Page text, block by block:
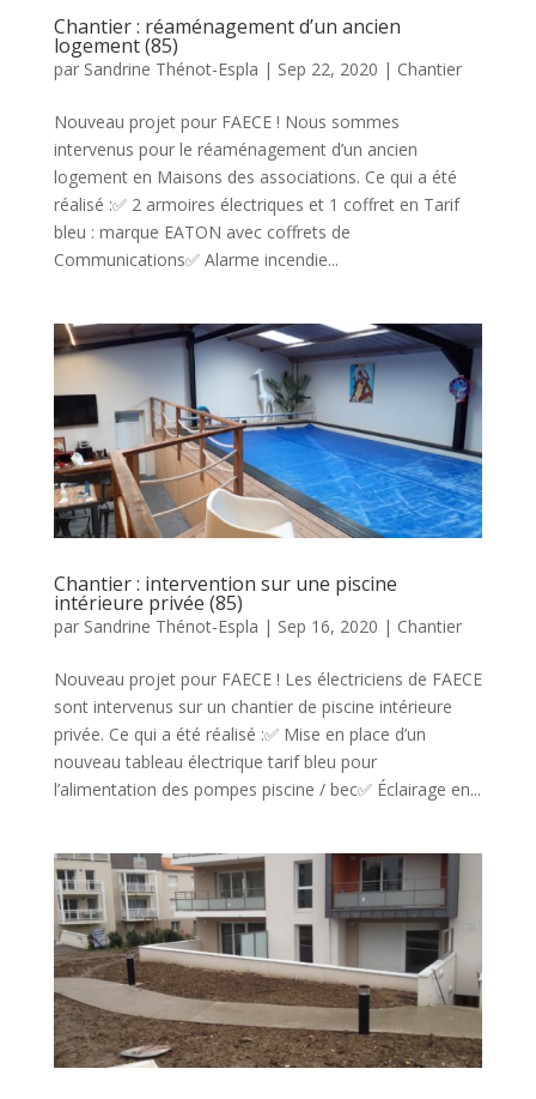
Chantier : réaménagement d’un ancien
logement (85)
par Sandrine Thénot-Espla | Sep 22, 2020 | Chantier
Nouveau projet pour FAECE ! Nous sommes
intervenus pour le réaménagement d’un ancien
logement en Maisons des associations. Ce qui a été
réalisé :✅ 2 armoires électriques et 1 coffret en Tarif
bleu : marque EATON avec coffrets de
Communications✅ Alarme incendie...
Chantier : intervention sur une piscine
intérieure privée (85)
par Sandrine Thénot-Espla | Sep 16, 2020 | Chantier
Nouveau projet pour FAECE ! Les électriciens de FAECE
sont intervenus sur un chantier de piscine intérieure
privée. Ce qui a été réalisé :✅ Mise en place d’un
nouveau tableau électrique tarif bleu pour
l’alimentation des pompes piscine / bec✅ Éclairage en...